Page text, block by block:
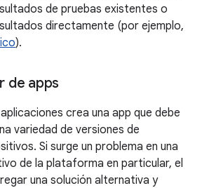
de pruebas existentes o
directamente (por ejemplo,
).
de apps
crea una app que debe
variedad de versiones de
Si surge un problema en una
de la plataforma en particular, el
una solución alternativa y